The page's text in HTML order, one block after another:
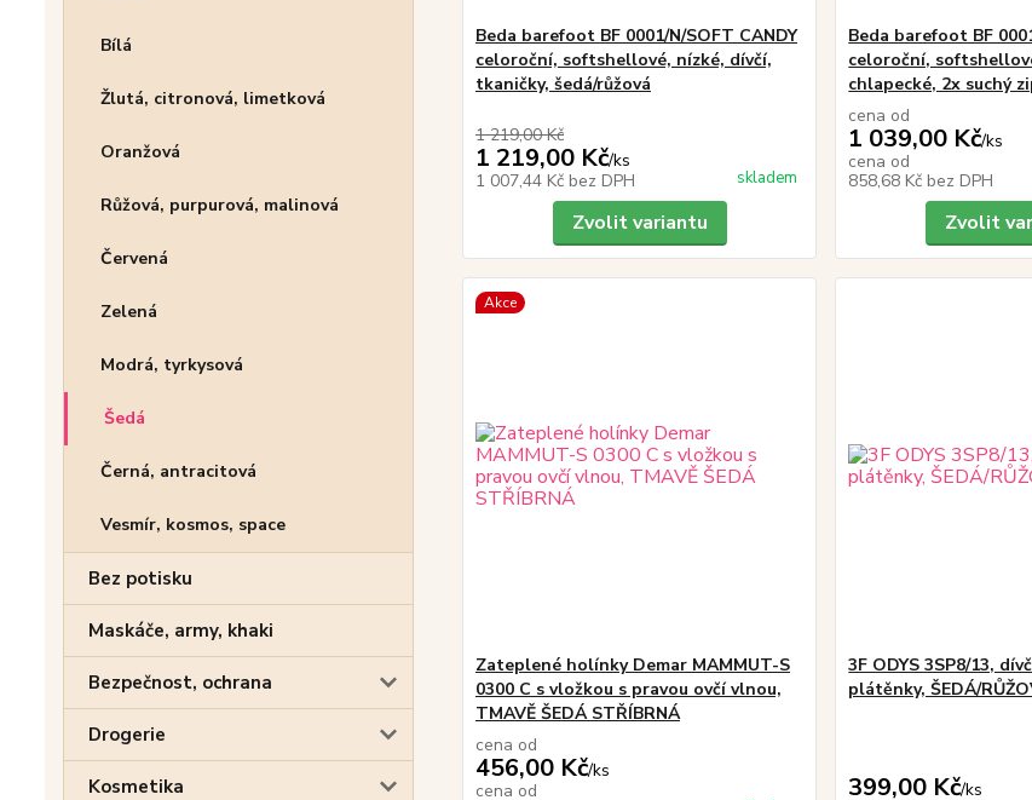
Bílá
Žlutá, citronová, limetková
Oranžová
Růžová, purpurová, malinová
Červená
Zelená
Modrá, tyrkysová
Šedá
Černá, antracitová
Vesmír, kosmos, space
Bez potisku
Maskáče, army, khaki
Bezpečnost, ochrana
Drogerie
Kosmetika
Beda barefoot BF 0001/N/SOFT CANDY
celoroční, softshellové, nízké, dívčí,
tkaničky, šedá/růžová
1 219,00 Kč
1 219,00 Kč/ks
1 007,44 Kč bez DPH skladem
Zvolit variantu
Beda barefoot BF
celoroční,
chlapecké, 2x suchý
cena od
1 039,00 Kč/ks
cena od
858,68 Kč bez DPH
Zvolit
Akce
Zateplené holínky Demar MAMMUT-S
0300 C s vložkou s pravou ovčí vlnou,
TMAVĚ ŠEDÁ STŘÍBRNÁ
cena od
456,00 Kč/ks
cena od
3F ODYS 3SP8/13,
plátěnky, ŠEDÁ/
399,00 Kč/ks